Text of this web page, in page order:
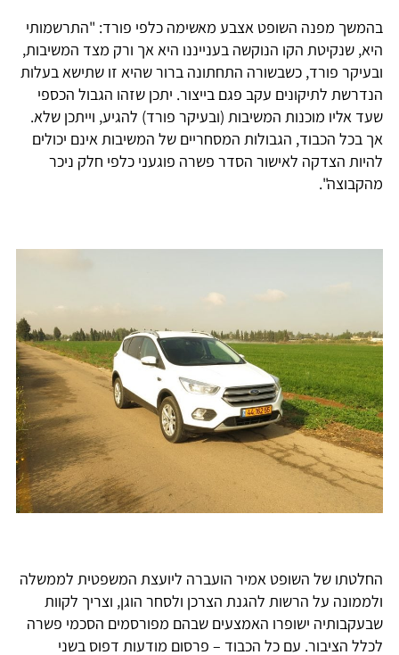
בהמשך מפנה השופט אצבע מאשימה כלפי פורד: "התרשמותי
היא, שנקיטת הקו הנוקשה בענייננו היא אך ורק מצד המשיבות,
ובעיקר פורד, כשבשורה התחתונה ברור שהיא זו שתישא בעלות
הנדרשת לתיקונים עקב פגם בייצור. יתכן שזהו הגבול הכספי
שעד אליו מוכנות המשיבות (ובעיקר פורד) להגיע, וייתכן שלא.
אך בכל הכבוד, הגבולות המסחריים של המשיבות אינם יכולים
להיות הצדקה לאישור הסדר פשרה פוגעני כלפי חלק ניכר
מהקבוצה".
החלטתו של השופט אמיר הועברה ליועצת המשפטית לממשלה
ולממונה על הרשות להגנת הצרכן ולסחר הוגן, וצריך לקוות
שבעקבותיה ישופרו האמצעים שבהם מפורסמים הסכמי פשרה
לכלל הציבור. עם כל הכבוד – פרסום מודעות דפוס בשני